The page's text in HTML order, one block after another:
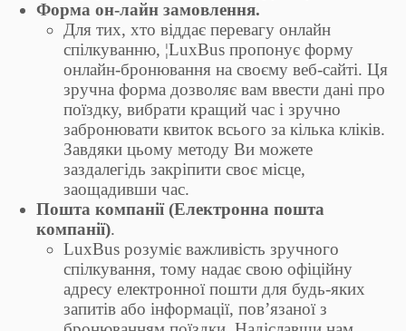
Форма он-лайн замовлення.
Для тих, хто віддає перевагу онлайн
спілкуванню, ¦LuxBus пропонує форму
онлайн-бронювання на своєму веб-сайті. Ця
зручна форма дозволяє вам ввести дані про
поїздку, вибрати кращий час і зручно
забронювати квиток всього за кілька кліків.
Завдяки цьому методу Ви можете
заздалегідь закріпити своє місце,
заощадивши час.
Пошта компанії (Електронна пошта
компанії).
LuxBus розуміє важливість зручного
спілкування, тому надає свою офіційну
адресу електронної пошти для будь-яких
запитів або інформації, пов’язаної з